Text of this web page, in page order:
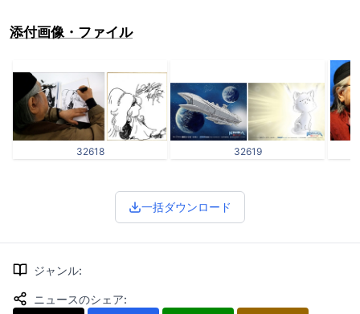
添付画像・ファイル
32618 32619
一括ダウンロード
ジャンル:
ニュースのシェア: